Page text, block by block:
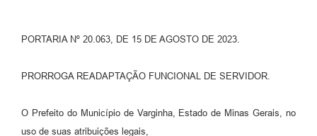
PORTARIA Nº 20.063, DE 15 DE AGOSTO DE 2023.
PRORROGA READAPTAÇÃO FUNCIONAL DE SERVIDOR.
O Prefeito do Município de Varginha, Estado de Minas Gerais, no
uso de suas atribuições legais,